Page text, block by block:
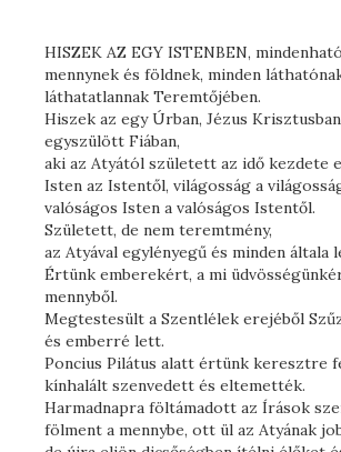
HISZEK AZ EGY ISTENBEN,
mennynek és földnek, minden
láthatatlannak Teremtőjében.
Hiszek az egy Úrban, Jézus
egyszülött Fiában,
aki az Atyától született az idő kezdete
Isten az Istentől, világosság a
valóságos Isten a valóságos Istentől.
Született, de nem teremtmény,
az Atyával egylényegű és minden általa
Értünk emberekért, a mi
mennyből.
Megtestesült a Szentlélek erejéből
és emberré lett.
Poncius Pilátus alatt értünk keresztre
kínhalált szenvedett és eltemették.
Harmadnapra föltámadott az Írások
fölment a mennybe, ott ül az Atyának